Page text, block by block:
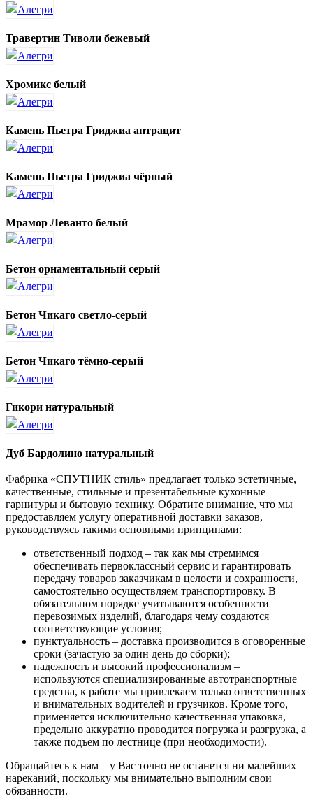
Травертин Тиволи бежевый
Хромикс белый
Камень Пьетра Гриджиа антрацит
Камень Пьетра Гриджиа чёрный
Мрамор Леванто белый
Бетон орнаментальный серый
Бетон Чикаго светло-серый
Бетон Чикаго тёмно-серый
Гикори натуральный
Дуб Бардолино натуральный
Фабрика «СПУТНИК стиль» предлагает только эстетичные,
качественные, стильные и презентабельные кухонные
гарнитуры и бытовую технику. Обратите внимание, что мы
предоставляем услугу оперативной доставки заказов,
руководствуясь такими основными принципами:
ответственный подход – так как мы стремимся
обеспечивать первоклассный сервис и гарантировать
передачу товаров заказчикам в целости и сохранности,
самостоятельно осуществляем транспортировку. В
обязательном порядке учитываются особенности
перевозимых изделий, благодаря чему создаются
соответствующие условия;
пунктуальность – доставка производится в оговоренные
сроки (зачастую за один день до сборки);
надежность и высокий профессионализм –
используются специализированные автотранспортные
средства, к работе мы привлекаем только ответственных
и внимательных водителей и грузчиков. Кроме того,
применяется исключительно качественная упаковка,
предельно аккуратно проводится погрузка и разгрузка, а
также подъем по лестнице (при необходимости).
Обращайтесь к нам – у Вас точно не останется ни малейших
нареканий, поскольку мы внимательно выполним свои
обязанности.